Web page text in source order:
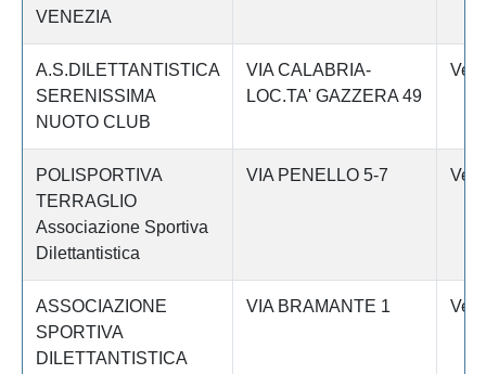
VENEZIA
A.S.DILETTANTISTICA
SERENISSIMA
NUOTO CLUB
VIA CALABRIA-
LOC.TA' GAZZERA 49
POLISPORTIVA
TERRAGLIO
Associazione Sportiva
Dilettantistica
VIA PENELLO 5-7
ASSOCIAZIONE
SPORTIVA
DILETTANTISTICA
VIA BRAMANTE 1